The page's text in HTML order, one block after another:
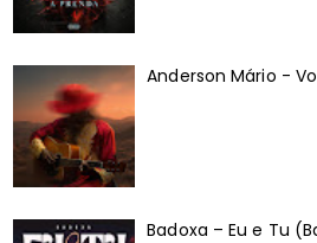
Anderson Mário -
Badoxa – Eu e Tu